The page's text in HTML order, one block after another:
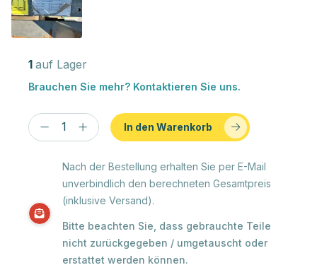
1 auf Lager
Brauchen Sie mehr? Kontaktieren Sie uns.
In den Warenkorb
Nach der Bestellung erhalten Sie per E-Mail
unverbindlich den berechneten Gesamtpreis
(inklusive Versand).
Bitte beachten Sie, dass gebrauchte Teile
nicht zurückgegeben / umgetauscht oder
erstattet werden können.